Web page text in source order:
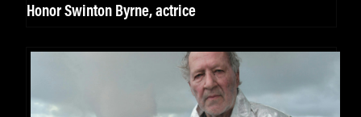
Honor Swinton Byrne, actrice